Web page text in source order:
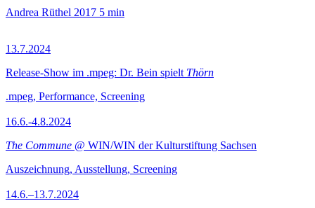
Andrea Rüthel 2017 5 min
13.7.2024
Release-Show im .mpeg: Dr. Bein spielt Thörn
.mpeg, Performance, Screening
16.6.-4.8.2024
The Commune @ WIN/WIN der Kulturstiftung Sachsen
Auszeichnung, Ausstellung, Screening
14.6.–13.7.2024